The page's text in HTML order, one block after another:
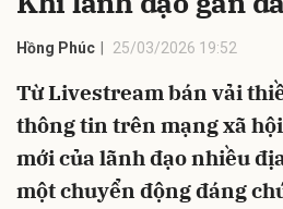
Hồng Phúc 25/03/2026 19:52
Từ Livestream bán vải
thông tin trên mạng xã
mới của lãnh đạo nhiều
một chuyển động đáng